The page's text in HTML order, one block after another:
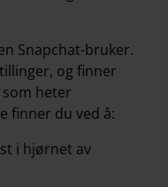
Snapchat-bruker.
og finner
heter
finner du ved å:
i hjørnet av